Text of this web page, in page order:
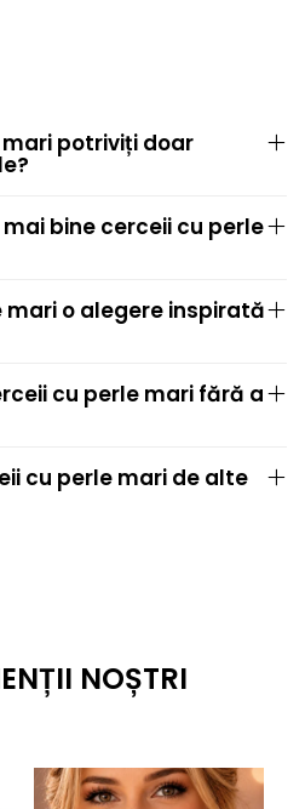
potriviți doar
bine cerceii cu perle
mari o alegere inspirată
cu perle mari fără a
cu perle mari de alte
NOȘTRI